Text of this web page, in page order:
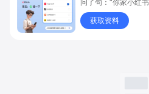
问了句：“你家小红
一个小卡片说：“碰
——跳转、加载、小
获取资料